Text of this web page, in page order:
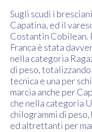
Sugli scudi i
Capatina, ed il
Costantin Cobilean.
Franca è stata
nella categoria
di peso,
tecnica e una per
marcia anche per
che nella categoria
chilogrammi di peso,
ed altrettanti per